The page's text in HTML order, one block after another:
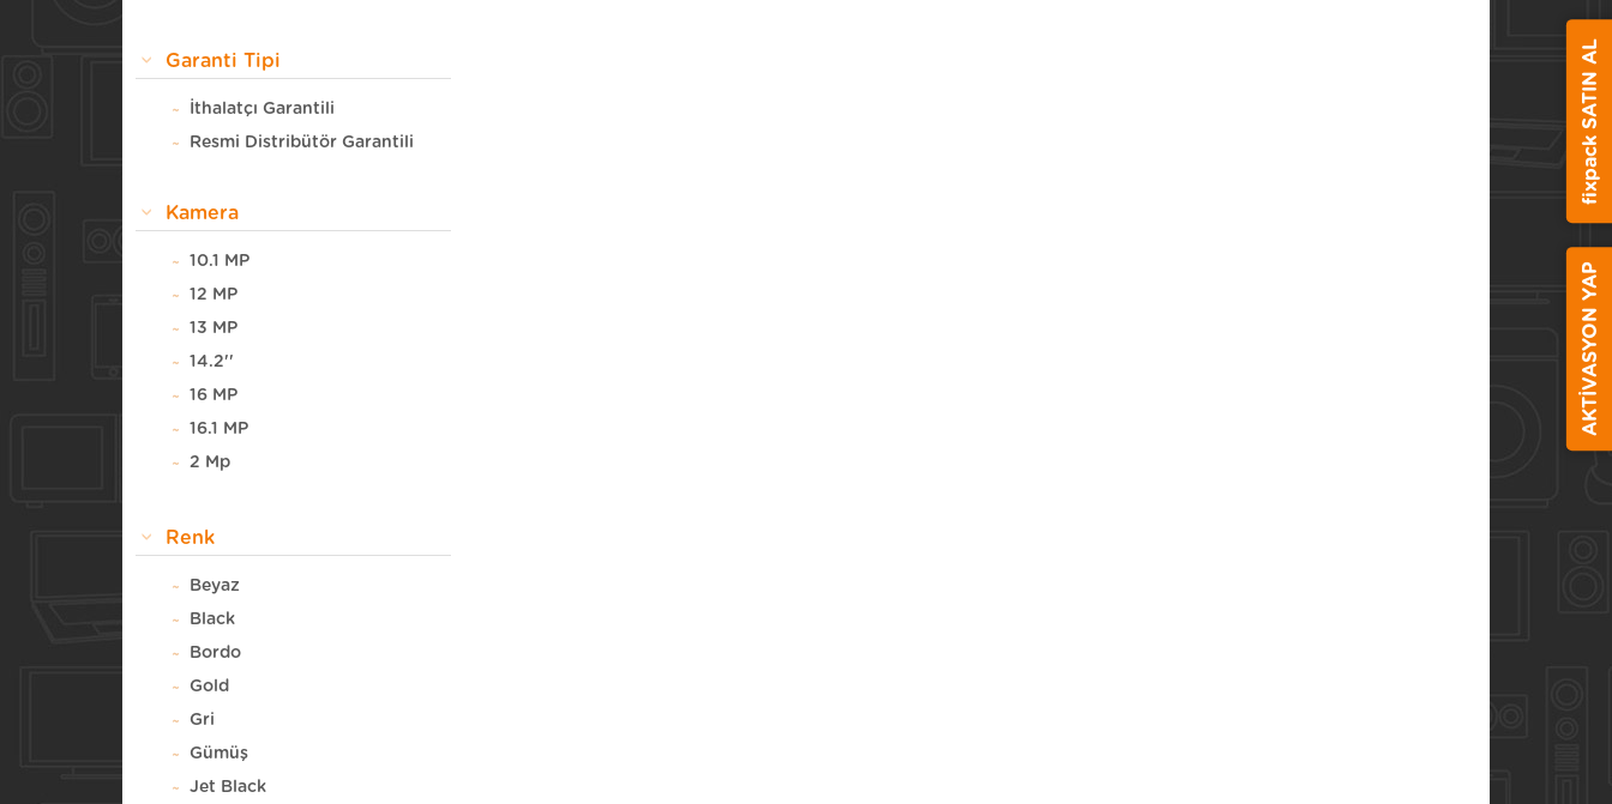
6.2''
6.3''
6.4''
7''
8''
9.0''
Garanti Tipi
İthalatçı Garantili
Resmi Distribütör Garantili
Kamera
10.1 MP
12 MP
13 MP
14.2''
16 MP
16.1 MP
2 Mp
23 MP
3.2 MP
Renk
Beyaz
Black
Bordo
Gold
Gri
Gümüş
Jet Black
AKTİVASYON YAP
fixpack SATIN AL